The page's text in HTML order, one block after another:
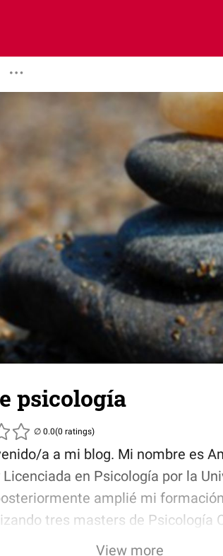
psicología
(0 ratings)
a a mi blog. Mi nombre es
Licenciada en Psicología por la
amplié mi
tres masters de Psicología
me dedico a la práctica de la
View more